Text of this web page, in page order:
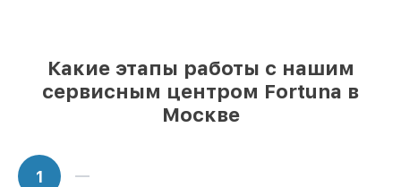
Какие этапы работы с нашим
сервисным центром Fortuna в
Москве
1